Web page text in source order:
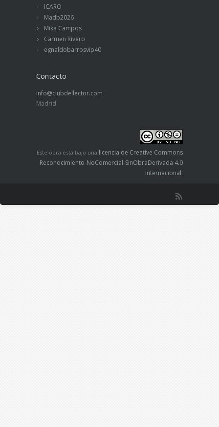
ICARO
Madb2026
Mika Campos
Carmen Rivero
egnaldobarrosvip40
Contacto
info@clubdellector.com
Madrid
Este obra está bajo una licencia de Creative Commons
Reconocimiento-NoComercial-SinObraDerivada 4.0
Internacional